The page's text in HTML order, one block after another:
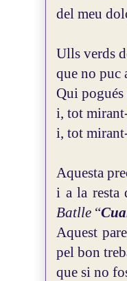
del meu
Ulls verds
que no puc
Qui pogués
i, tot
i, tot
Aquesta
i a la resta
Batlle “
Aquest
pel bon
que si no